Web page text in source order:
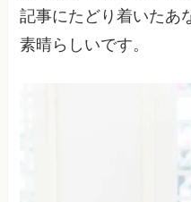
記事にたどり着いたあ
素晴らしいです。